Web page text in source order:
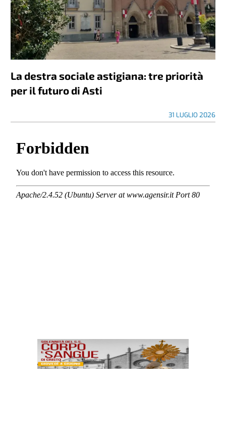
La destra sociale astigiana: tre priorità
per il futuro di Asti
31 LUGLIO 2026